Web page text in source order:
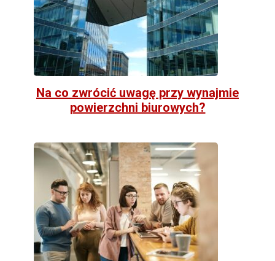
Na co zwrócić uwagę przy wynajmie
powierzchni biurowych?